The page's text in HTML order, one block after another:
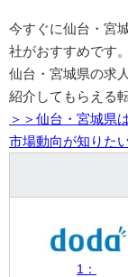
今すぐに仙台・宮
社がおすすめです。
仙台・宮城県の求
紹介してもらえる
＞＞仙台・宮城県
市場動向が知りた
1：